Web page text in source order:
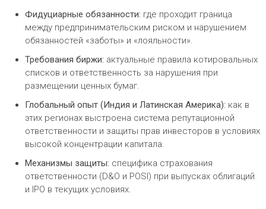
Фидуциарные обязанности: где проходит граница
между предпринимательским риском и нарушением
обязанностей «заботы» и «лояльности».
Требования биржи: актуальные правила котировальных
списков и ответственность за нарушения при
размещении ценных бумаг.
Глобальный опыт (Индия и Латинская Америка): как в
этих регионах выстроена система репутационной
ответственности и защиты прав инвесторов в условиях
высокой концентрации капитала.
Механизмы защиты: специфика страхования
ответственности (D&O и POSI) при выпусках облигаций
и IPO в текущих условиях.